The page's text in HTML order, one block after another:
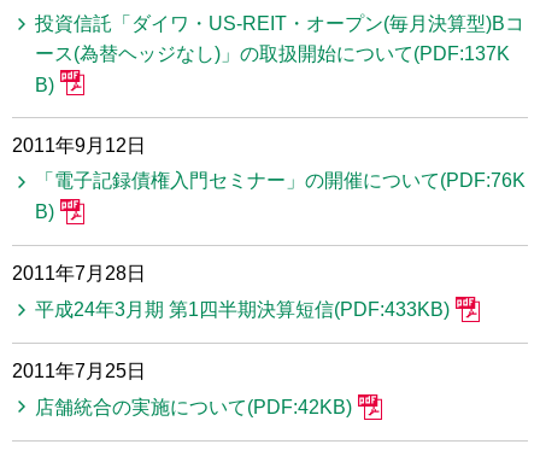
投資信託「ダイワ・US-REIT・オープン(毎月決算型)Bコ
ース(為替ヘッジなし)」の取扱開始について(PDF:137K
B)
2011年9月12日
「電子記録債権入門セミナー」の開催について(PDF:76K
B)
2011年7月28日
平成24年3月期 第1四半期決算短信(PDF:433KB)
2011年7月25日
店舗統合の実施について(PDF:42KB)